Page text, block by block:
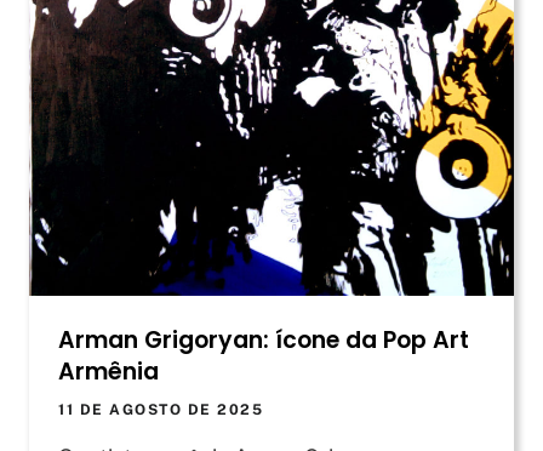
Arman Grigoryan: ícone da Pop Art
Armênia
11 DE AGOSTO DE 2025